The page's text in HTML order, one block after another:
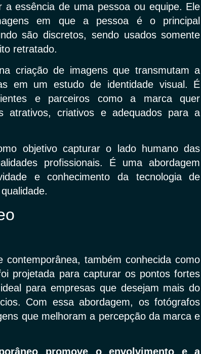
a essência de uma pessoa ou equipe. Ele
em que a pessoa é o principal
são discretos, sendo usados somente
retratado.
criação de imagens que transmutam a
em um estudo de identidade visual. É
e parceiros como a marca quer
atrativos, criativos e adequados para a
objetivo capturar o lado humano das
profissionais. É uma abordagem
e conhecimento da tecnologia de
também conhecida como
projetada para capturar os pontos fortes
para empresas que desejam mais do
Com essa abordagem, os fotógrafos
que melhoram a percepção da marca e
promove o envolvimento e a